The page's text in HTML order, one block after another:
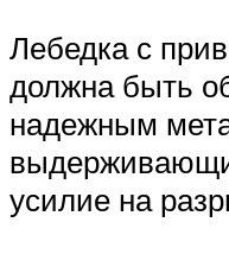
Лебедка с
должна быть
надежным
усилие на